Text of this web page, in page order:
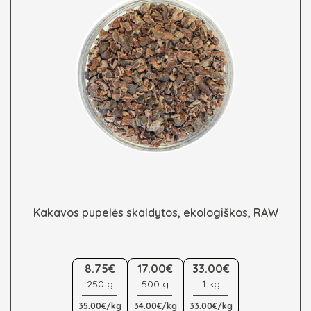
the
product
page
Kakavos pupelės skaldytos, ekologiškos, RAW
This
product
has
multiple
8.75€
250 g
35.00€/kg
17.00€
500 g
34.00€/kg
33.00€
1 kg
33.00€/kg